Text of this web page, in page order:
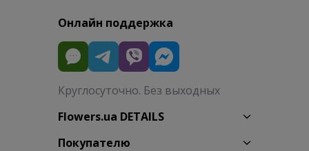
Онлайн поддержка
Круглосуточно. Без выходных
Flowers.ua DETAILS
Покупателю